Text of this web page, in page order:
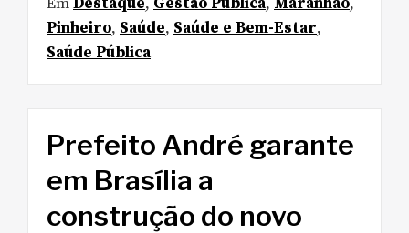
EmDestaque, Gestão Pública, Maranhão,
Pinheiro, Saúde, Saúde e Bem-Estar,
Saúde Pública
Prefeito André garante
em Brasília a
construção do novo